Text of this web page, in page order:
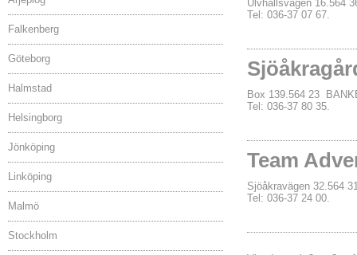
Falkenberg
Göteborg
Halmstad
Helsingborg
Jönköping
Linköping
Malmö
Stockholm
Ulvhallsvägen 16.564
Tel: 036-37 07 67.
Box 139.564 23
Tel: 036-37 80 35.
Team
Sjöåkravägen 32.564
Tel: 036-37 24 00.